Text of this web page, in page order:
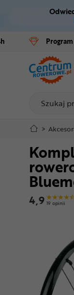
Program
Rowery
E-bike
Części
Akcesoria
Odzież
Kaski
Buty
Warsztat
Nowości
>
4,9 19 opinii